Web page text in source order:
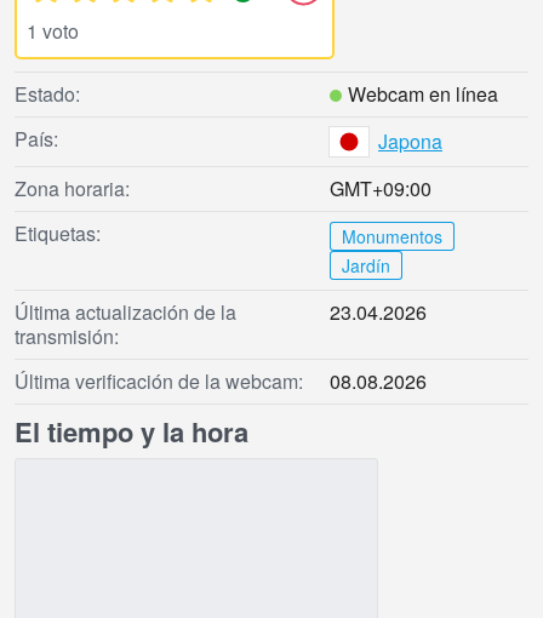
1 voto
Estado:
Webcam en línea
País:
Japona
Zona horaria:
GMT+09:00
Etiquetas:
Monumentos
Jardín
Última actualización de la
transmisión:
23.04.2026
Última verificación de la webcam: 08.08.2026
El tiempo y la hora